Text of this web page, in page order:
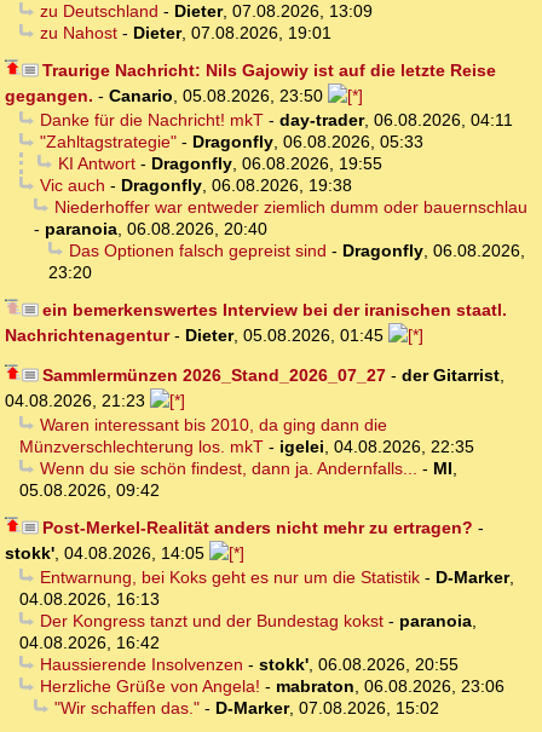
zu Deutschland - Dieter, 07.08.2026, 13:09
zu Nahost- Dieter, 07.08.2026, 19:01
Traurige Nachricht: Nils Gajowiy ist auf die letzte Reise
gegangen. - Canario, 05.08.2026, 23:50
Danke für die Nachricht! mkT- day-trader, 06.08.2026, 04:11
"Zahltagstrategie"- Dragonfly, 06.08.2026, 05:33
KI Antwort- Dragonfly, 06.08.2026, 19:55
Vic auch - Dragonfly, 06.08.2026, 19:38
Niederhoffer war entweder ziemlich dumm oder bauernschlau
- paranoia, 06.08.2026, 20:40
Das Optionen falsch gepreist sind - Dragonfly, 06.08.2026,
23:20
ein bemerkenswertes Interview bei der iranischen staatl.
Nachrichtenagentur- Dieter, 05.08.2026, 01:45
Sammlermünzen 2026_Stand_2026_07_27- der Gitarrist,
04.08.2026, 21:23
Waren interessant bis 2010, da ging dann die
Münzverschlechterung los. mkT - igelei, 04.08.2026, 22:35
Wenn du sie schön findest, dann ja. Andernfalls... - MI,
05.08.2026, 09:42
Post-Merkel-Realität anders nicht mehr zu ertragen? -
stokk', 04.08.2026, 14:05
Entwarnung, bei Koks geht es nur um die Statistik- D-Marker,
04.08.2026, 16:13
Der Kongress tanzt und der Bundestag kokst- paranoia,
04.08.2026, 16:42
Haussierende Insolvenzen - stokk', 06.08.2026, 20:55
Herzliche Grüße von Angela! - mabraton, 06.08.2026, 23:06
"Wir schaffen das."- D-Marker, 07.08.2026, 15:02